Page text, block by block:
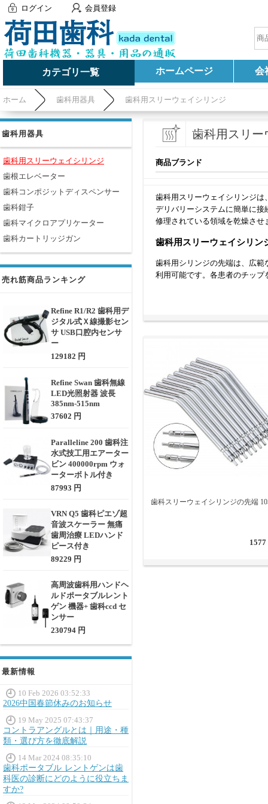
ログイン 会員登録
カテゴリ一覧 ホームページ 会
ホーム 歯科用器具 歯科用スリーウェイシリンジ
歯科用器具
歯科用スリーウェイシリンジ
歯根エレベーター
歯科コンポジットディスペンサー
歯科鉗子
歯科マイクロアプリケーター
歯科カートリッジガン
売れ筋商品ランキング
Refine R1/R2 歯科用デ
ジタル式Ｘ線撮影セン
サ USB口腔内センサ
ー
129182 円
Refine Swan 歯科無線
LED光照射器 波長
385nm-515nm
37602 円
Paralleline 200 歯科注
水式技工用エアーター
ビン 400000rpm ウォ
ーターボトル付き
87993 円
VRN Q5 歯科ピエゾ超
音波スケーラー 無痛
歯周治療 LEDハンド
ピース付き
89229 円
高周波歯科用ハンドヘ
ルドポータブルレント
ゲン 機器+ 歯科ccd セ
ンサー
230794 円
最新情報
10 Feb 2026 03:52:33
2026中国春節休みのお知らせ
19 May 2025 07:43:37
コントラアングルとは｜用途・種
類・選び方を徹底解説
14 Mar 2024 08:35:10
歯科ポータブル レントゲンは歯
科医の診断にどのように役立ちま
すか?
歯科用スリー
商品ブランド
歯科用スリーウェイシリンジ
デリバリーシステムに簡単に
修理されている領域を乾燥させ
歯科用スリーウェイシリン
歯科用シリンジの先端は、広
利用可能です。各患者のチッ
歯科スリーウェイシリンジの先端
1577